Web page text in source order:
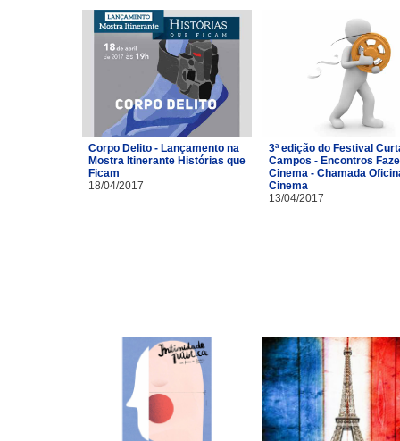
Corpo Delito - Lançamento na
Mostra Itinerante Histórias que
Ficam
18/04/2017
3ª edição do Festival
Campos - Encontros
Cinema - Chamada
Cinema
13/04/2017